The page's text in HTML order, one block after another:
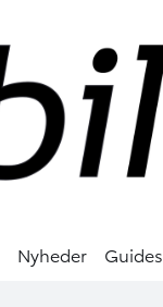
Nyheder Guides